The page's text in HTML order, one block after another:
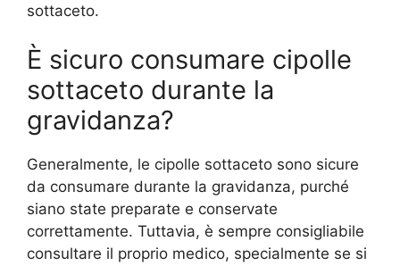
sottaceto.
È sicuro consumare cipolle
sottaceto durante la
gravidanza?
Generalmente, le cipolle sottaceto sono sicure
da consumare durante la gravidanza, purché
siano state preparate e conservate
correttamente. Tuttavia, è sempre consigliabile
consultare il proprio medico, specialmente se si